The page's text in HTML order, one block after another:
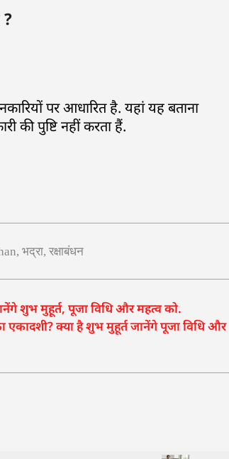
पर आधारित है. यहां यह बताना
की पुष्टि नहीं करता हैं.
, भद्रा, रक्षाबंधन
शुभ मुहूर्त, पूजा विधि और महत्व को.
क्या है शुभ मुहूर्त जानेंगे पूजा विधि और